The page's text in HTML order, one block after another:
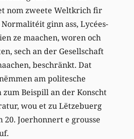
nom zweete Weltkrich fir
ginn ass, Lycées-
ze maachen, woren och
sech an der Gesellschaft
beschränkt. Dat
am politesche
zum Beispill an der Konscht
wou et zu Lëtzebuerg
20. Joerhonnert e grousse